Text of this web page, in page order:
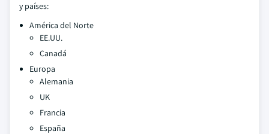
y países:
América del Norte
EE.UU.
Canadá
Europa
Alemania
UK
Francia
España